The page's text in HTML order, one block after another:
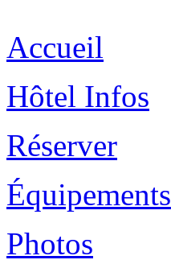
Accueil
Hôtel Infos
Réserver
Équipements
Photos